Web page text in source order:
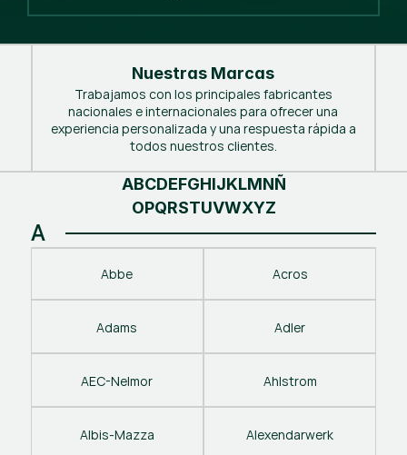
Nuestras Marcas
Trabajamos con los principales fabricantes
nacionales e internacionales para ofrecer una
experiencia personalizada y una respuesta rápida a
todos nuestros clientes.
A
Abbe Acros
Adams Adler
AEC-Nelmor Ahlstrom
Albis-Mazza Alexendarwerk
ABCDEFGHIJKLMNÑ
OPQRSTUVWXYZ